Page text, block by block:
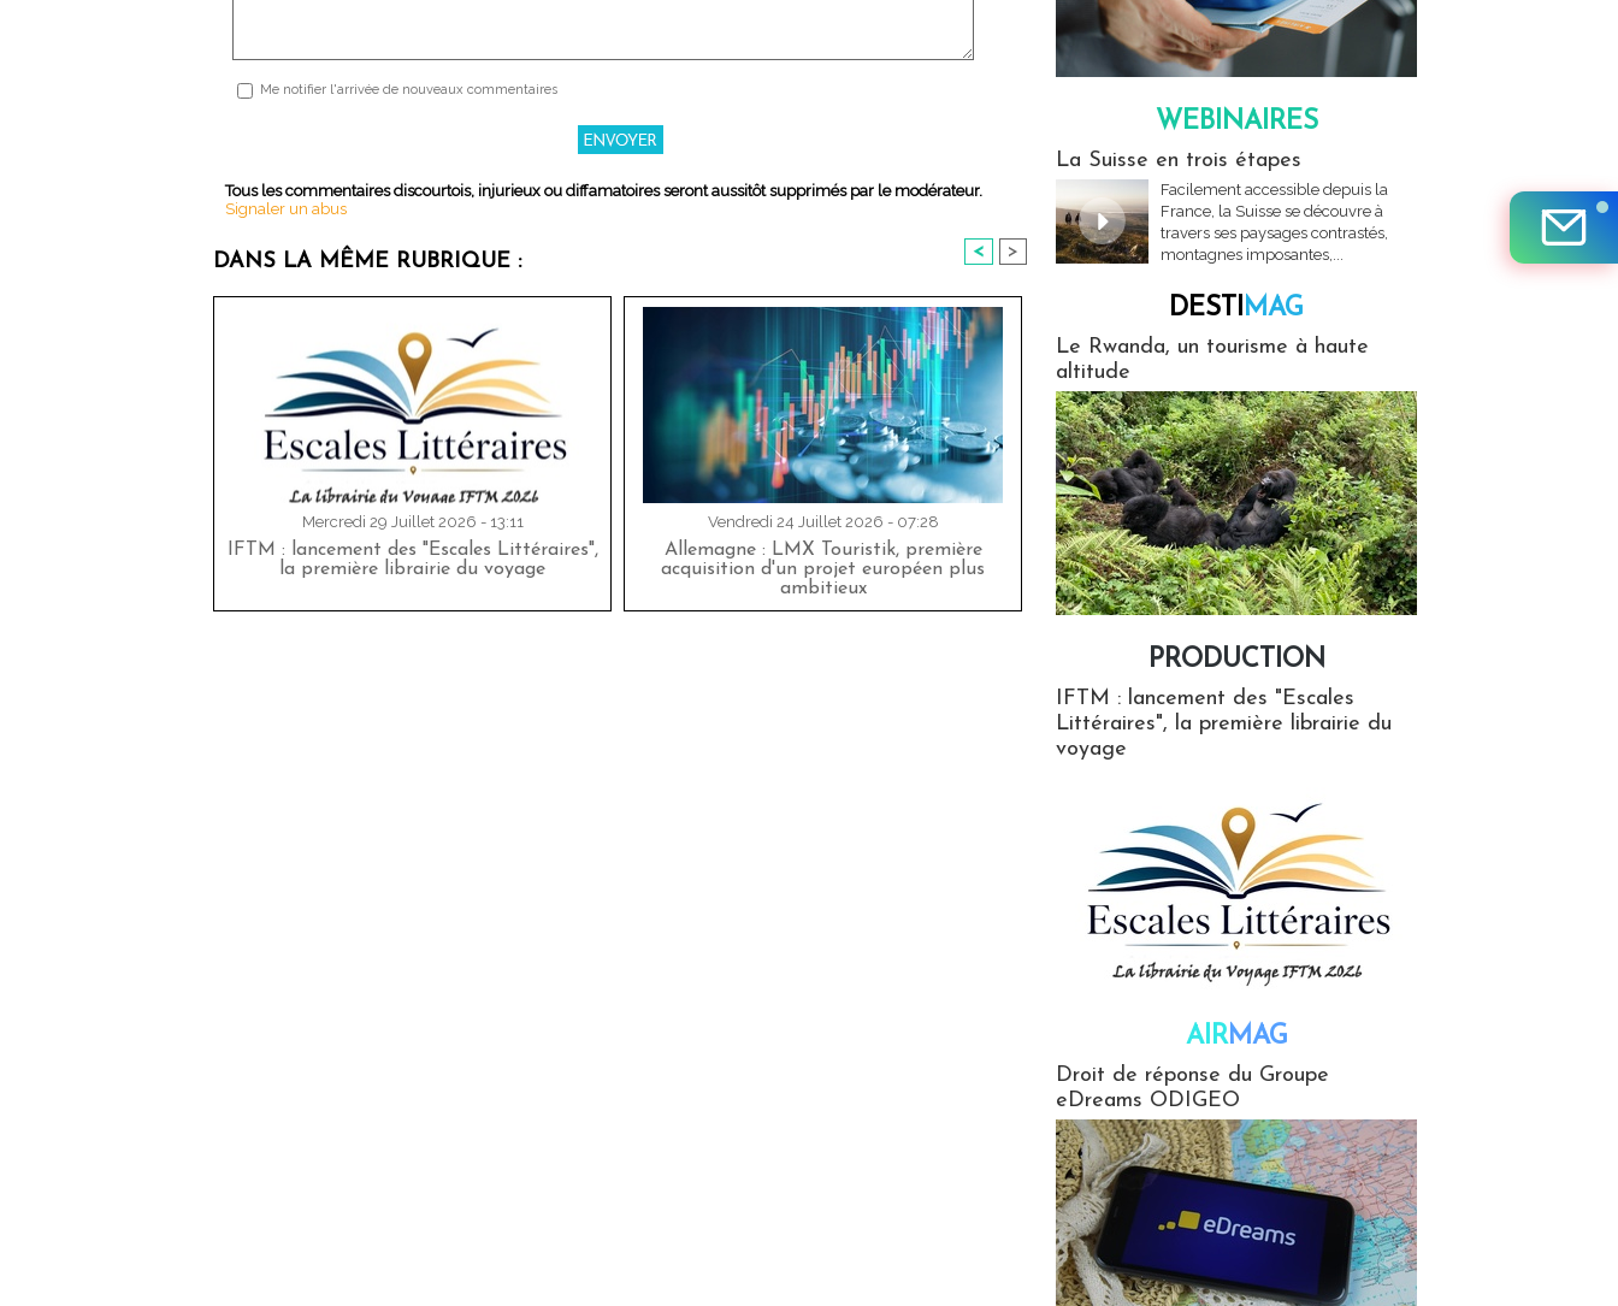
Me notifier l'arrivée de nouveaux commentaires
Tous les commentaires discourtois, injurieux ou diffamatoires seront aussitôt supprimés par le modérateur.
Signaler un abus
DANS LA MÊME RUBRIQUE : < >
Mercredi 29 Juillet 2026 - 13:11
IFTM : lancement des "Escales Littéraires",
la première librairie du voyage
Vendredi 24 Juillet 2026 - 07:28
Allemagne : LMX Touristik, première
acquisition d'un projet européen plus
ambitieux
WEBINAIRES
La Suisse en trois étapes
Facilement accessible depuis la
France, la Suisse se découvre à
travers ses paysages contrastés,
montagnes imposantes,...
DESTIMAG
Le Rwanda, un tourisme à haute
altitude
PRODUCTION
IFTM : lancement des "Escales
Littéraires", la première librairie du
voyage
AIRMAG
Droit de réponse du Groupe
eDreams ODIGEO